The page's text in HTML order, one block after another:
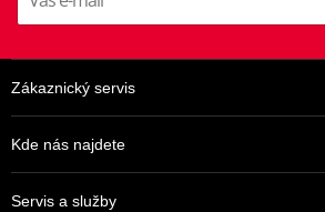
Zákaznický servis
Kde nás najdete
Servis a služby